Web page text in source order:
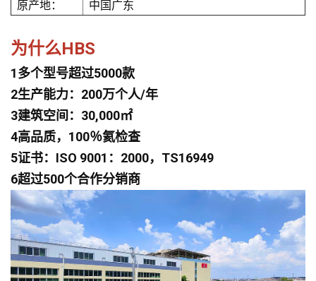
原产地： 中国广东
为什么HBS
1多个型号超过5000款
2生产能力：200万个人/年
3建筑空间：30,000㎡
4高品质，100％氦检查
5证书：ISO 9001：2000，TS16949
6超过500个合作分销商